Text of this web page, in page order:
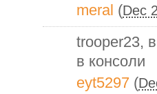
meral (Dec
trooper23,
в консоли
eyt5297 (